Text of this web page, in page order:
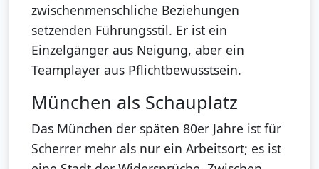
zwischenmenschliche Beziehungen
setzenden Führungsstil. Er ist ein
Einzelgänger aus Neigung, aber ein
Teamplayer aus Pflichtbewusstsein.
München als Schauplatz
Das München der späten 80er Jahre ist für
Scherrer mehr als nur ein Arbeitsort; es ist